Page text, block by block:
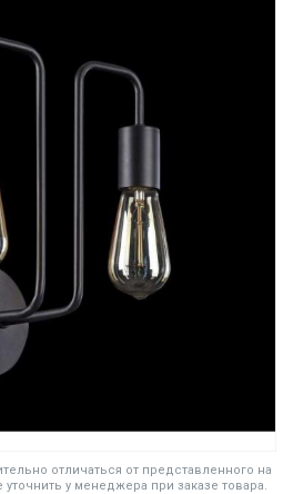
отличаться от представленного на
у менеджера при заказе товара.